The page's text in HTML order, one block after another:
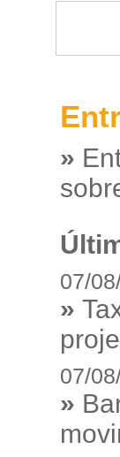
»
07/
»
07/
»